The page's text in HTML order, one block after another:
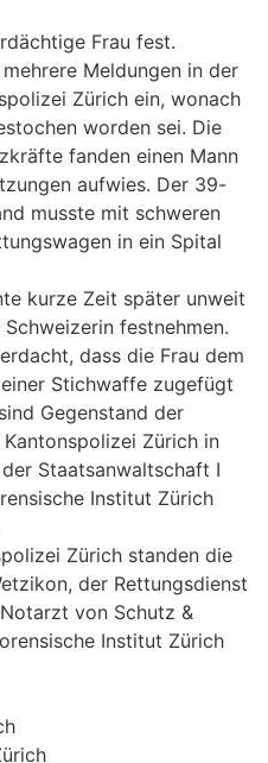
Frau fest.
Meldungen in der
Zürich ein, wonach
worden sei. Die
fanden einen Mann
aufwies. Der 39-
musste mit schweren
in ein Spital
kurze Zeit später unweit
festnehmen.
dass die Frau dem
Stichwaffe zugefügt
Gegenstand der
Zürich in
Staatsanwaltschaft I
Institut Zürich
Zürich standen die
der Rettungsdienst
von Schutz &
Institut Zürich